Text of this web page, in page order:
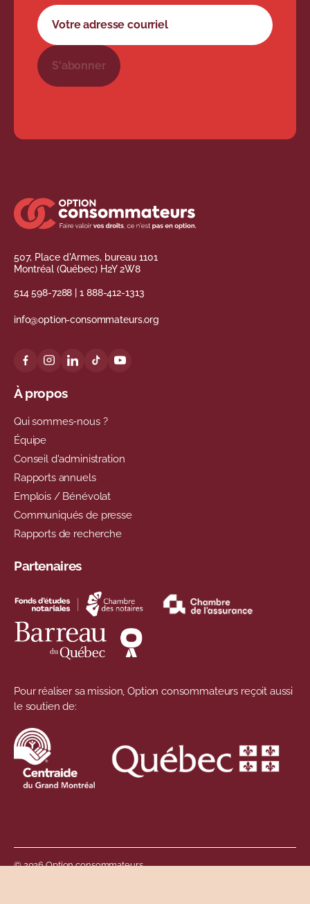
Formulaire d'abonnement à l'infolettre
Votre adresse courriel
S'abonner
507, Place d'Armes, bureau 1101
Montréal (Québec) H2Y 2W8
514 598-7288 |1 888-412-1313
info@option-consommateurs.org
À propos
Qui sommes-nous ?
Équipe
Conseil d'administration
Rapports annuels
Emplois / Bénévolat
Communiqués de presse
Rapports de recherche
Partenaires
Pour réaliser sa mission, Option consommateurs reçoit aussi
le soutien de:
© 2026 Option consommateurs